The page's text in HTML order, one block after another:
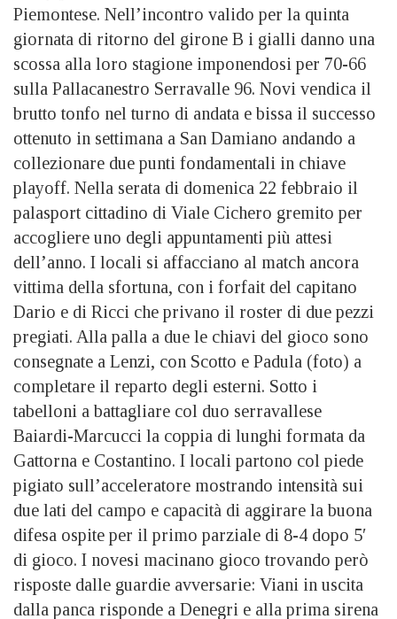
Piemontese. Nell’incontro valido per la quinta
giornata di ritorno del girone B i gialli danno una
scossa alla loro stagione imponendosi per 70-66
sulla Pallacanestro Serravalle 96. Novi vendica il
brutto tonfo nel turno di andata e bissa il successo
ottenuto in settimana a San Damiano andando a
collezionare due punti fondamentali in chiave
playoff. Nella serata di domenica 22 febbraio il
palasport cittadino di Viale Cichero gremito per
accogliere uno degli appuntamenti più attesi
dell’anno. I locali si affacciano al match ancora
vittima della sfortuna, con i forfait del capitano
Dario e di Ricci che privano il roster di due pezzi
pregiati. Alla palla a due le chiavi del gioco sono
consegnate a Lenzi, con Scotto e Padula (foto) a
completare il reparto degli esterni. Sotto i
tabelloni a battagliare col duo serravallese
Baiardi-Marcucci la coppia di lunghi formata da
Gattorna e Costantino. I locali partono col piede
pigiato sull’acceleratore mostrando intensità sui
due lati del campo e capacità di aggirare la buona
difesa ospite per il primo parziale di 8-4 dopo 5′
di gioco. I novesi macinano gioco trovando però
risposte dalle guardie avversarie: Viani in uscita
dalla panca risponde a Denegri e alla prima sirena